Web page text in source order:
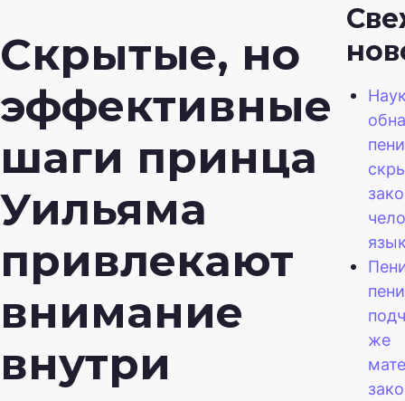
Скрытые, но
эффективные
шаги принца
Уильяма
привлекают
внимание
внутри
же